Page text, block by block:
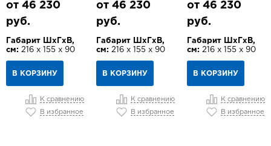
от 46 230
руб.
Габарит ШхГхВ,
см: 216 х 155 х 90
В КОРЗИНУ
К сравнению
В избранное
от 46 230
руб.
Габарит ШхГхВ,
см: 216 х 155 х 90
В КОРЗИНУ
К сравнению
В избранное
от 46 230
руб.
Габарит ШхГхВ,
см: 216 х 155 х 90
В КОРЗИНУ
К сравнению
В избранное